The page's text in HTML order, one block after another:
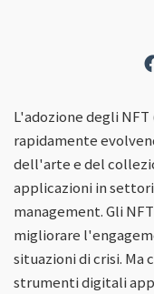
L'adozione degli
rapidamente
dell'arte e del
applicazioni in
management. Gli
migliorare
situazioni di crisi. Ma
strumenti digitali